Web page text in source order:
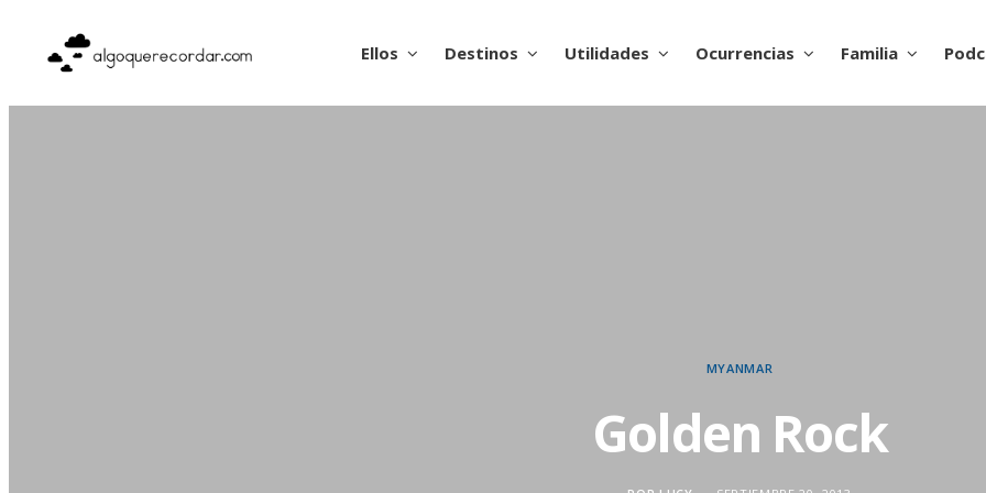
Ellos Destinos Utilidades Ocurrencias Familia
MYANMAR
Golden Rock